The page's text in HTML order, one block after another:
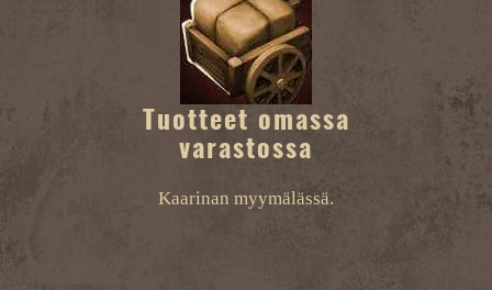
Tuotteet omassa
varastossa
Kaarinan myymälässä.